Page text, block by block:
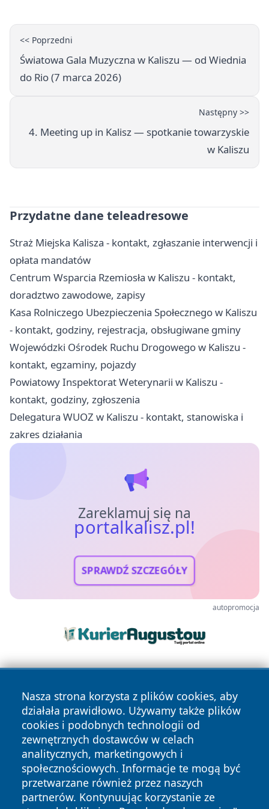
<< Poprzedni
Światowa Gala Muzyczna w Kaliszu — od Wiednia
do Rio (7 marca 2026)
Następny >>
4. Meeting up in Kalisz — spotkanie towarzyskie
w Kaliszu
Przydatne dane teleadresowe
Straż Miejska Kalisza - kontakt, zgłaszanie interwencji i
opłata mandatów
Centrum Wsparcia Rzemiosła w Kaliszu - kontakt,
doradztwo zawodowe, zapisy
Kasa Rolniczego Ubezpieczenia Społecznego w Kaliszu
- kontakt, godziny, rejestracja, obsługiwane gminy
Wojewódzki Ośrodek Ruchu Drogowego w Kaliszu -
kontakt, egzaminy, pojazdy
Powiatowy Inspektorat Weterynarii w Kaliszu -
kontakt, godziny, zgłoszenia
Delegatura WUOZ w Kaliszu - kontakt, stanowiska i
zakres działania
Zareklamuj się na
portalkalisz.pl!
SPRAWDŹ SZCZEGÓŁY
autopromocja
Nasza strona korzysta z plików cookies, aby
działała prawidłowo. Używamy także plików
cookies i podobnych technologii od
zewnętrznych dostawców w celach
analitycznych, marketingowych i
społecznościowych. Informacje te mogą być
przetwarzane również przez naszych
partnerów. Kontynuując korzystanie ze
Copyright © 2026 portalkalisz.pl Wszystkie prawa
zastrzeżone.
News Autorzy
Polityka
Polityka